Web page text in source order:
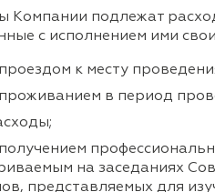
Компании подлежат
с исполнением ими
к месту
в период
на заседаниях
представляемых для